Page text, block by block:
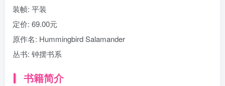
装帧: 平装
定价: 69.00元
原作名: Hummingbird Salamander
丛书: 钟摆书系
书籍简介